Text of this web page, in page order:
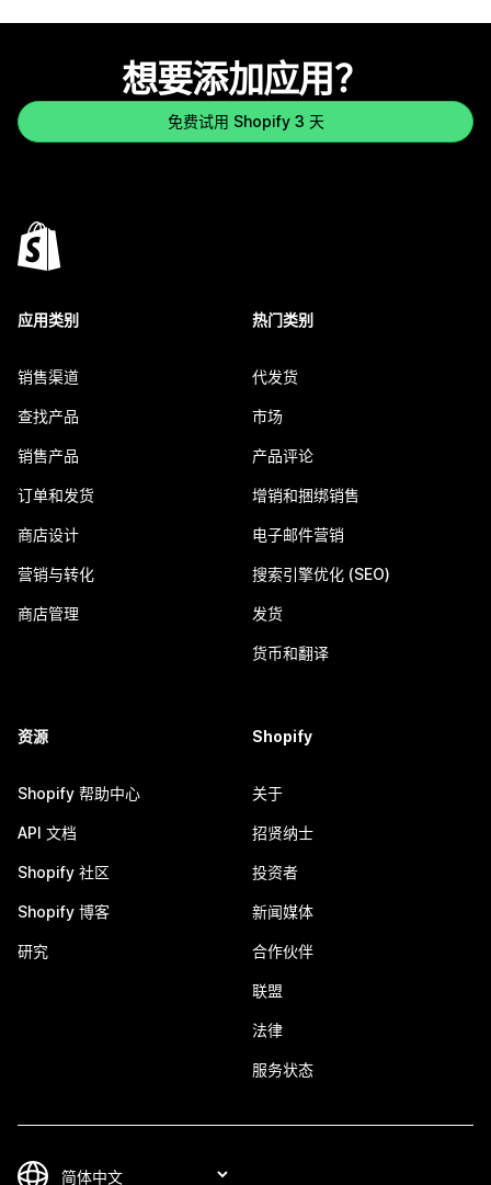
想要添加应用？
免费试用 Shopify 3 天
应用类别
销售渠道
查找产品
销售产品
订单和发货
商店设计
营销与转化
商店管理
热门类别
代发货
市场
产品评论
增销和捆绑销售
电子邮件营销
搜索引擎优化 (SEO)
发货
货币和翻译
资源
Shopify 帮助中心
API 文档
Shopify 社区
Shopify 博客
研究
Shopify
关于
招贤纳士
投资者
新闻媒体
合作伙伴
联盟
法律
服务状态